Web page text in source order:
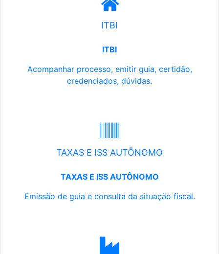
ITBI
ITBI
Acompanhar processo, emitir guia, certidão,
credenciados, dúvidas.
TAXAS E ISS AUTÔNOMO
TAXAS E ISS AUTÔNOMO
Emissão de guia e consulta da situação fiscal.